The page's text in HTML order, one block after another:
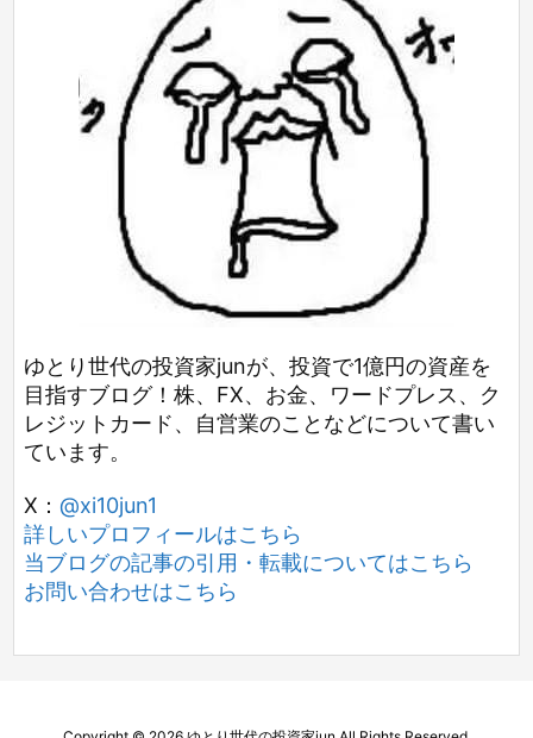
ゆとり世代の投資家junが、投資で1億円の資産を
目指すブログ！株、FX、お金、ワードプレス、ク
レジットカード、自営業のことなどについて書い
ています。
X： @xi10jun1
詳しいプロフィールはこちら
当ブログの記事の引用・転載についてはこちら
お問い合わせはこちら